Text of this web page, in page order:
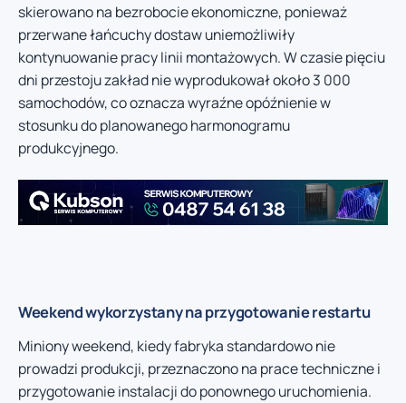
skierowano na bezrobocie ekonomiczne, ponieważ
przerwane łańcuchy dostaw uniemożliwiły
kontynuowanie pracy linii montażowych. W czasie pięciu
dni przestoju zakład nie wyprodukował około 3 000
samochodów, co oznacza wyraźne opóźnienie w
stosunku do planowanego harmonogramu
produkcyjnego.
Weekend wykorzystany na przygotowanie restartu
Miniony weekend, kiedy fabryka standardowo nie
prowadzi produkcji, przeznaczono na prace techniczne i
przygotowanie instalacji do ponownego uruchomienia.